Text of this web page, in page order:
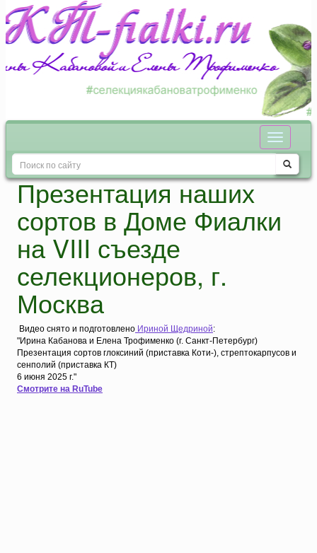
Презентация наших
сортов в Доме Фиалки
на VIII съезде
селекционеров, г.
Москва
Видео снято и подготовлено Ириной Щедриной:
"Ирина Кабанова и Елена Трофименко (г. Санкт-Петербург)
Презентация сортов глоксиний (приставка Коти-), стрептокарпусов и
сенполий (приставка КТ)
6 июня 2025 г."
Смотрите на RuTube